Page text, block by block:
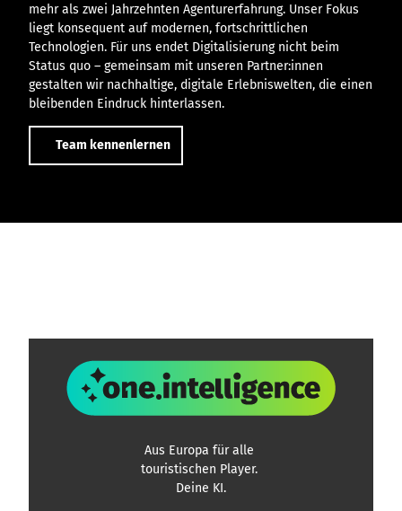
mehr als zwei Jahrzehnten Agenturerfahrung. Unser Fokus
liegt konsequent auf modernen, fortschrittlichen
Technologien. Für uns endet Digitalisierung nicht beim
Status quo – gemeinsam mit unseren Partner:innen
gestalten wir nachhaltige, digitale Erlebniswelten, die einen
bleibenden Eindruck hinterlassen.
Team kennenlernen
Aus Europa für alle
touristischen Player.
Deine KI.